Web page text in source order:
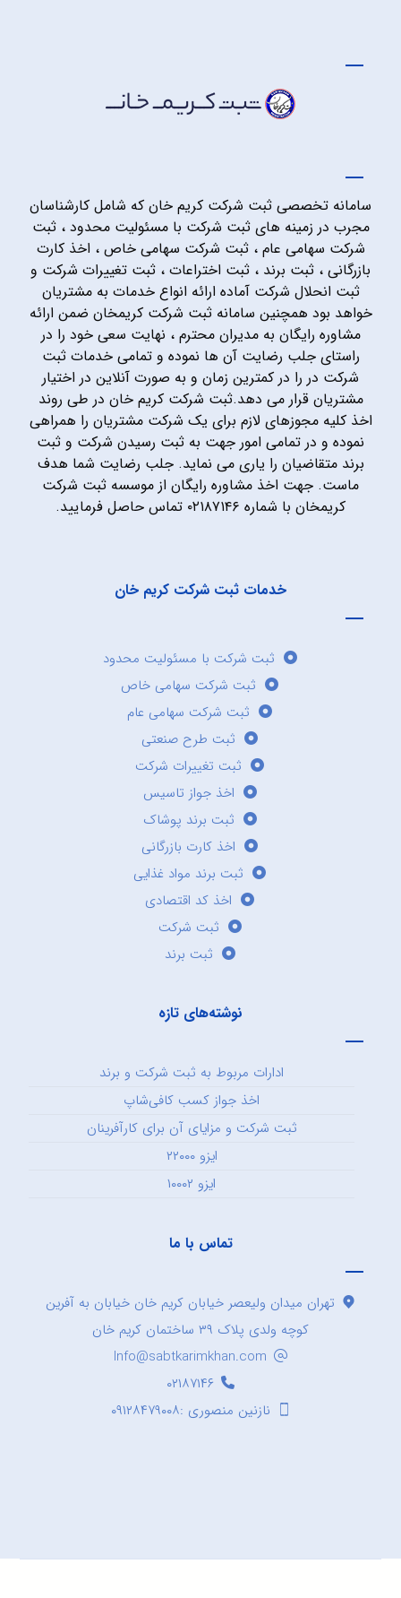
سامانه تخصصی ثبت شرکت کریم خان که شامل کارشناسان
مجرب در زمینه های ثبت شرکت با مسئولیت محدود ، ثبت
شرکت سهامی عام ، ثبت شرکت سهامی خاص ، اخذ کارت
بازرگانی ، ثبت برند ، ثبت اختراعات ، ثبت تغییرات شرکت و
ثبت انحلال شرکت آماده ارائه انواع خدمات به مشتریان
خواهد بود همچنین سامانه ثبت شرکت کریمخان ضمن ارائه
مشاوره رایگان به مدیران محترم ، نهایت سعی خود را در
راستای جلب رضایت آن ها نموده و تمامی خدمات ثبت
شرکت در را در کمترین زمان و به صورت آنلاین در اختیار
مشتریان قرار می دهد.ثبت شرکت کریم خان در طی روند
اخذ کلیه مجوزهای لازم برای یک شرکت مشتریان را همراهی
نموده و در تمامی امور جهت به ثبت رسیدن شرکت و ثبت
برند متقاضیان را یاری می نماید. جلب رضایت شما هدف
ماست. جهت اخذ مشاوره رایگان از موسسه ثبت شرکت
کریمخان با شماره ۰۲۱۸۷۱۴۶ تماس حاصل فرمایید.
خدمات ثبت شرکت کریم خان
ثبت شرکت با مسئولیت محدود
ثبت شرکت سهامی خاص
ثبت شرکت سهامی عام
ثبت طرح صنعتی
ثبت تغییرات شرکت
اخذ جواز تاسیس
ثبت برند پوشاک
اخذ کارت بازرگانی
ثبت برند مواد غذایی
اخذ کد اقتصادی
ثبت شرکت
ثبت برند
نوشته‌های تازه
ادارات مربوط به ثبت شرکت و برند
اخذ جواز کسب کافی‌شاپ
ثبت شرکت و مزایای آن برای کارآفرینان
ایزو ۲۲۰۰۰
ایزو ۱۰۰۰۲
تماس با ما
تهران میدان ولیعصر خیابان کریم خان خیابان به آفرین
کوچه ولدی پلاک ۳۹ ساختمان کریم خان
Info@sabtkarimkhan.com
۰۲۱۸۷۱۴۶
نازنین منصوری :۰۹۱۲۸۴۷۹۰۰۸